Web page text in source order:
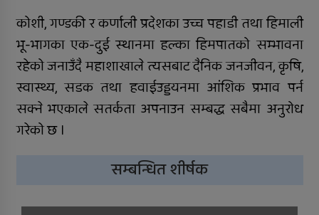
कोशी, गण्डकी र कर्णाली प्रदेशका उच्च पहाडी तथा हिमाली
भू-भागका एक-दुई स्थानमा हल्का हिमपातको सम्भावना
रहेको जनाउँदै महाशाखाले त्यसबाट दैनिक जनजीवन, कृषि,
स्वास्थ्य, सडक तथा हवाईउड्डयनमा आंशिक प्रभाव पर्न
सक्ने भएकाले सतर्कता अपनाउन सम्बद्ध सबैमा अनुरोध
गरेको छ ।
सम्बन्धित शीर्षक